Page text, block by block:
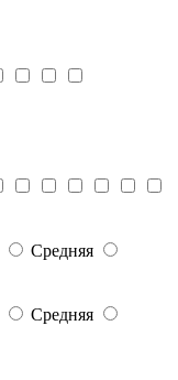
Средняя
Средняя